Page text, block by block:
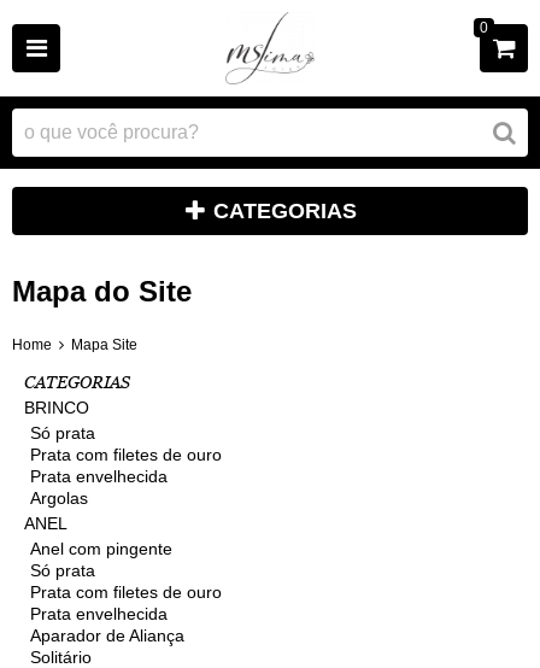
0
CATEGORIAS
Mapa do Site
Home Mapa Site
CATEGORIAS
BRINCO
Só prata
Prata com filetes de ouro
Prata envelhecida
Argolas
ANEL
Anel com pingente
Só prata
Prata com filetes de ouro
Prata envelhecida
Aparador de Aliança
Solitário